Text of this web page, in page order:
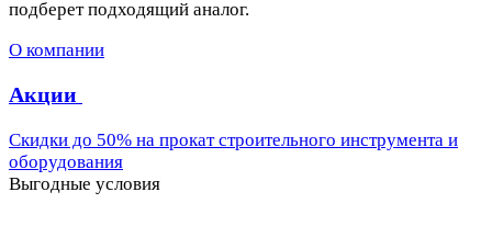
подберет подходящий аналог.
О компании
Акции
Скидки до 50% на прокат строительного инструмента и
оборудования
Выгодные условия